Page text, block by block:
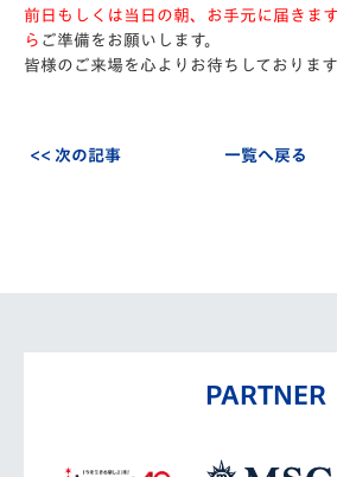
前日もしくは当日の朝、お手元に届きま
ら ご準備をお願いします。
皆様のご来場を心よりお待ちしております
<< 次の記事 一覧へ戻る
PARTNER